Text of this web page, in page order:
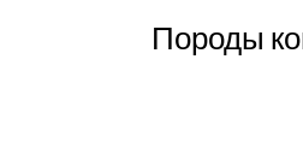
Породы